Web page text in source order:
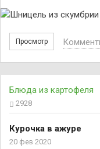
Просмотр
Блюда из картофеля
2928
Курочка в ажуре
20 фев 2020